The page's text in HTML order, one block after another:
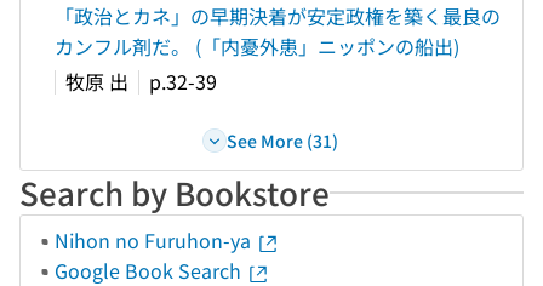
「政治とカネ」の早期決着が安定政権を築く最良の
カンフル剤だ。 (「内憂外患」ニッポンの船出)
牧原 出
p.32-39
See More (31)
Search by Bookstore
Nihon no Furuhon-ya
Google Book Search